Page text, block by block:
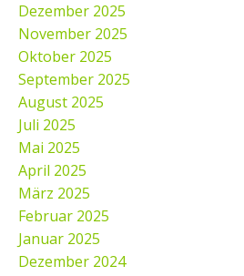
Dezember 2025
November 2025
Oktober 2025
September 2025
August 2025
Juli 2025
Mai 2025
April 2025
März 2025
Februar 2025
Januar 2025
Dezember 2024